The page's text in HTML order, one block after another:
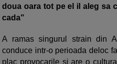
doua oara tot pe el il aleg sa
cada"
A ramas singurul strain din
conduce intr-o perioada deloc
plac provocarile si are o